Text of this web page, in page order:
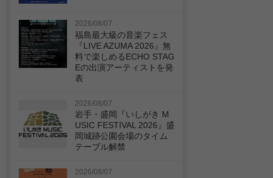
2026/08/07
福島最大級の音楽フェス
『LIVE AZUMA 2026』無
料で楽しめるECHO STAG
Eの出演アーティストを発
表
2026/08/07
岩手・盛岡『いしがき M
USIC FESTIVAL 2026』盛
岡城跡公園会場のタイム
テーブル解禁
2026/08/07